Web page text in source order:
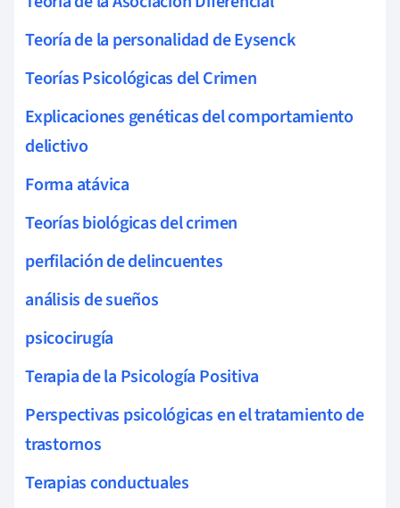
Teoría de la personalidad de Eysenck
Teorías Psicológicas del Crimen
Explicaciones genéticas del comportamiento
delictivo
Forma atávica
Teorías biológicas del crimen
perfilación de delincuentes
análisis de sueños
psicocirugía
Terapia de la Psicología Positiva
Perspectivas psicológicas en el tratamiento de
trastornos
Terapias conductuales